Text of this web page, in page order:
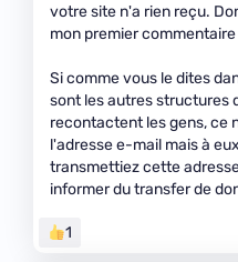
votre site n'a rien reçu.
mon premier
Si comme vous le dites
sont les autres structures
recontactent les gens, ce
l'adresse e-mail mais à
transmettiez cette
informer du transfer de
1